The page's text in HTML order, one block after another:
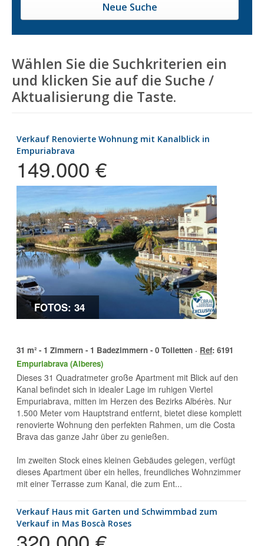
Neue Suche
Wählen Sie die Suchkriterien ein
und klicken Sie auf die Suche /
Aktualisierung die Taste.
Verkauf Renovierte Wohnung mit Kanalblick in
Empuriabrava
149.000 €
FOTOS: 34
31 m² - 1 Zimmern - 1 Badezimmern - 0 Toiletten · Ref: 6191
Empuriabrava (Alberes)
Dieses 31 Quadratmeter große Apartment mit Blick auf den
Kanal befindet sich in idealer Lage im ruhigen Viertel
Empuriabrava, mitten im Herzen des Bezirks Albérès. Nur
1.500 Meter vom Hauptstrand entfernt, bietet diese komplett
renovierte Wohnung den perfekten Rahmen, um die Costa
Brava das ganze Jahr über zu genießen.
Im zweiten Stock eines kleinen Gebäudes gelegen, verfügt
dieses Apartment über ein helles, freundliches Wohnzimmer
mit einer Terrasse zum Kanal, die zum Ent...
Verkauf Haus mit Garten und Schwimmbad zum
Verkauf in Mas Boscà Roses